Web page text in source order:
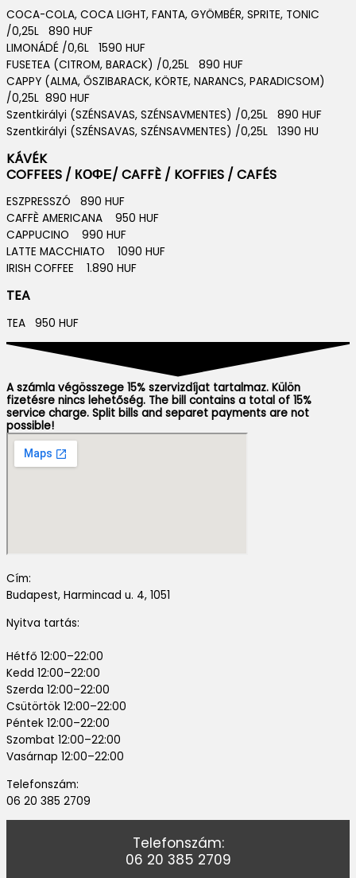
COCA-COLA, COCA LIGHT, FANTA, GYÖMBÉR, SPRITE, TONIC
/0,25L 890 HUF
LIMONÁDÉ /0,6L 1590 HUF
FUSETEA (CITROM, BARACK) /0,25L 890 HUF
CAPPY (ALMA, ŐSZIBARACK, KÖRTE, NARANCS, PARADICSOM)
/0,25L 890 HUF
Szentkirályi (SZÉNSAVAS, SZÉNSAVMENTES) /0,25L 890 HUF
Szentkirályi (SZÉNSAVAS, SZÉNSAVMENTES) /0,25L 1390 HU
KÁVÉK
COFFEES / КОФЕ/ CAFFÈ / KOFFIES / CAFÉS
ESZPRESSZÓ 890 HUF
CAFFÈ AMERICANA 950 HUF
CAPPUCINO 990 HUF
LATTE MACCHIATO 1090 HUF
IRISH COFFEE 1.890 HUF
TEA
TEA 950 HUF
A számla végösszege 15% szervizdíjat tartalmaz. Külön
fizetésre nincs lehetőség. The bill contains a total of 15%
service charge. Split bills and separet payments are not
possible!
Cím:
Budapest, Harmincad u. 4, 1051
Nyitva tartás:
Hétfő 12:00–22:00
Kedd 12:00–22:00
Szerda 12:00–22:00
Csütörtök 12:00–22:00
Péntek 12:00–22:00
Szombat 12:00–22:00
Vasárnap 12:00–22:00
Telefonszám:
06 20 385 2709
Telefonszám:
06 20 385 2709